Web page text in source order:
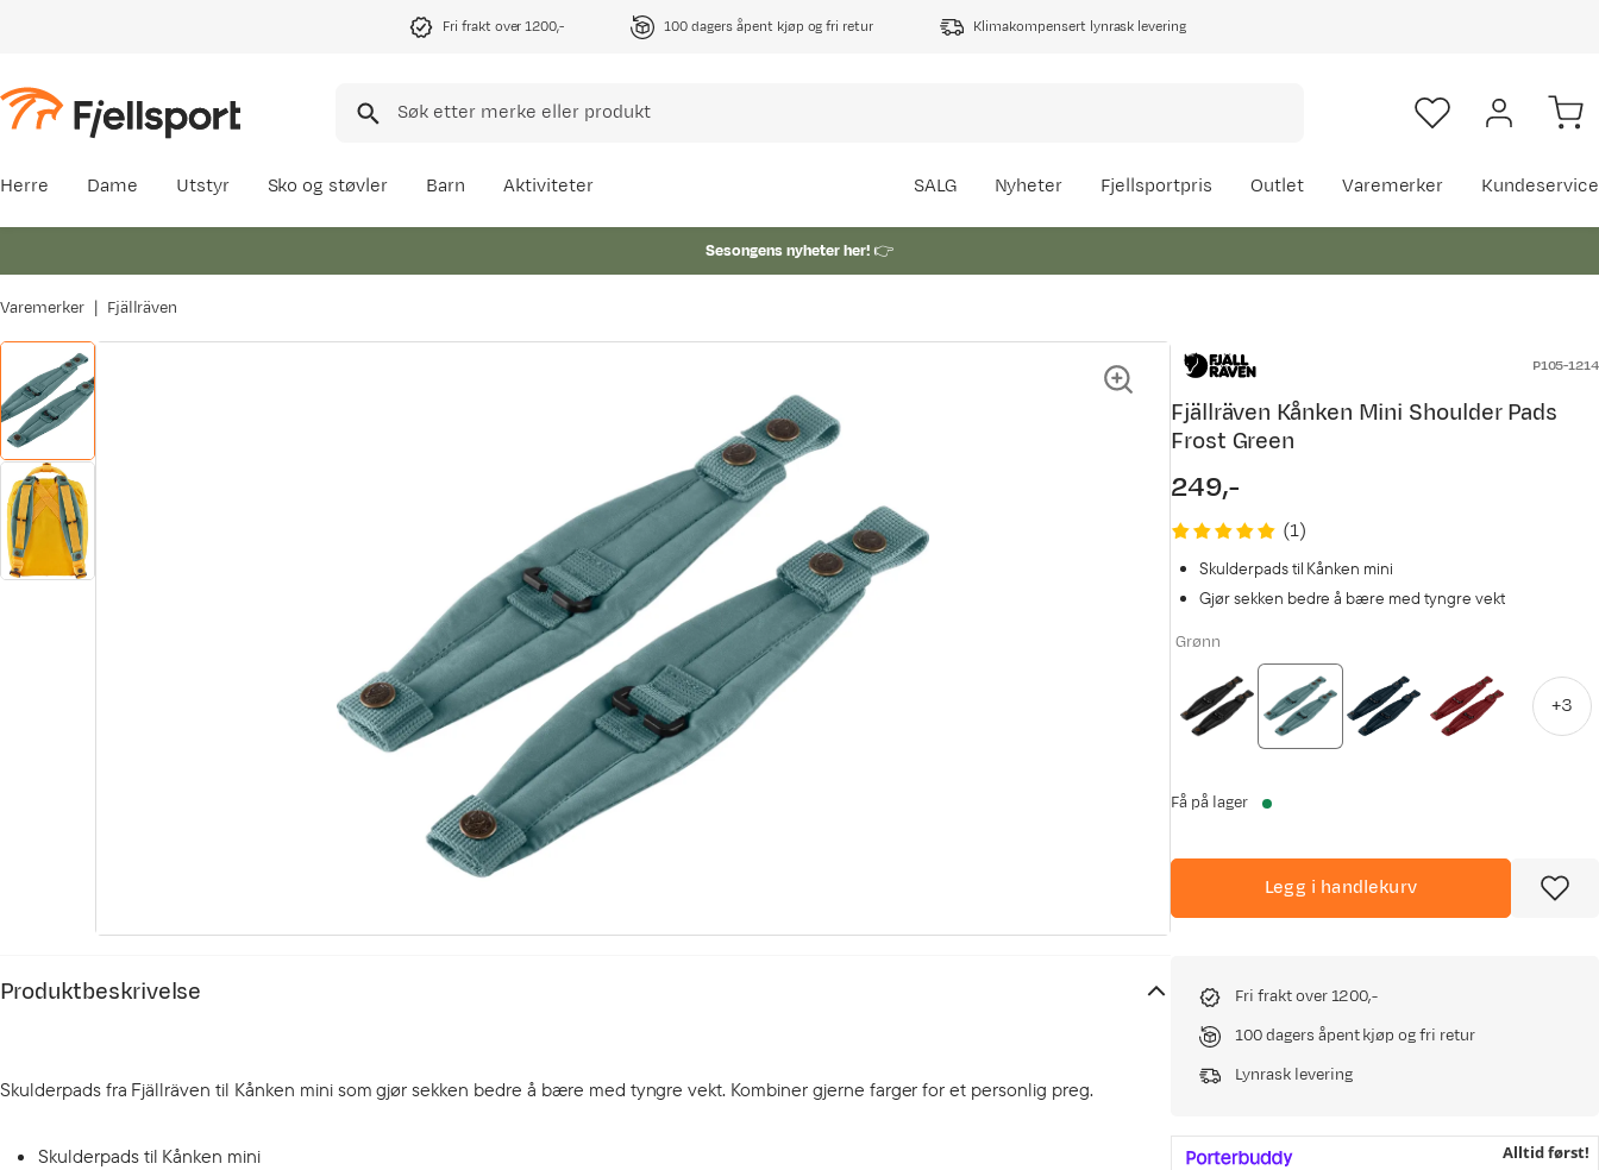
Fri frakt over 1200,- 100 dagers åpent kjøp og fri retur Klimakompensert lynrask levering
Herre Dame Utstyr Sko og støvler Barn Aktiviteter SALG Nyheter Fjellsportpris Outlet Varemerker Kundeservice
Sesongens nyheter her!👉
Varemerker Fjällräven
Produktbeskrivelse
Skulderpads fra Fjällräven til Kånken mini som gjør sekken bedre å bære med tyngre vekt. Kombiner gjerne farger for et personlig preg.
Skulderpads til Kånken mini
P105-1214
Fjällräven Kånken Mini Shoulder Pads
Frost Green
price
249,-
(1)
Skulderpads til Kånken mini
Gjør sekken bedre å bære med tyngre vekt
Grønn
+3
Få på lager
Legg i handlekurv
Fri frakt over 1200,-
100 dagers åpent kjøp og fri retur
Lynrask levering
Alltid først!